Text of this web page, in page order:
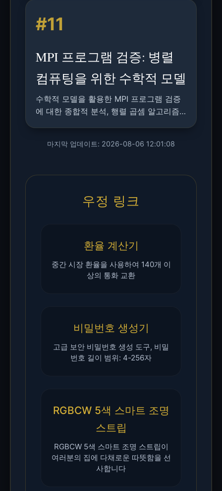
#11
MPI 프로그램 검증: 병렬
컴퓨팅을 위한 수학적 모델
수학적 모델을 활용한 MPI 프로그램 검증
에 대한 종합적 분석, 행렬 곱셈 알고리즘
마지막 업데이트: 2026-08-06 12:01:08
우정 링크
환율 계산기
중간 시장 환율을 사용하여 140개 이
상의 통화 교환
비밀번호 생성기
고급 보안 비밀번호 생성 도구, 비밀
번호 길이 범위: 4-256자
RGBCW 5색 스마트 조명
스트립
RGBCW 5색 스마트 조명 스트립이
여러분의 집에 다채로운 따뜻함을 선
사합니다